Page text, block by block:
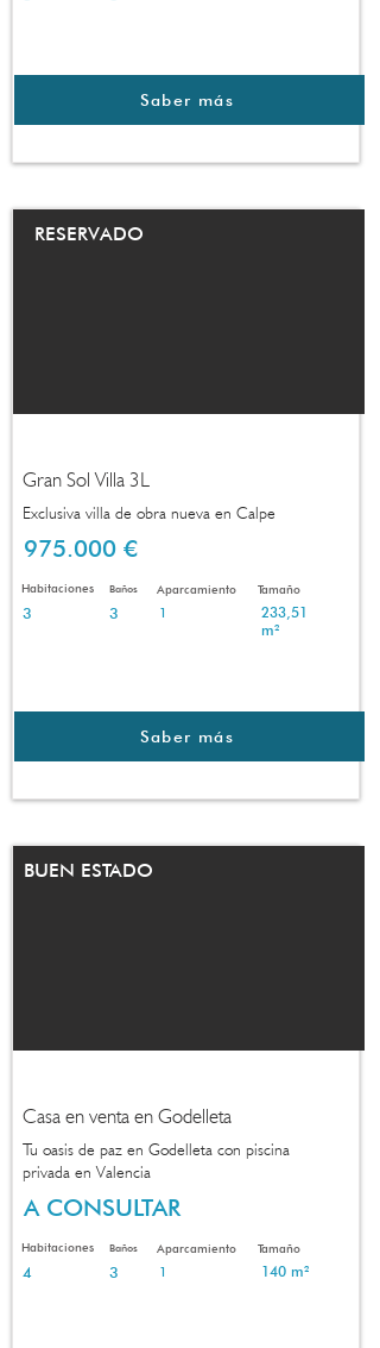
Saber más
RESERVADO
Gran Sol Villa 3L
Exclusiva villa de obra nueva en Calpe
975.000 €
Habitaciones Baños Aparcamiento Tamaño
3 3 1
233,51
m²
Saber más
BUEN ESTADO
Casa en venta en Godelleta
Tu oasis de paz en Godelleta con piscina
privada en Valencia
A CONSULTAR
Habitaciones Baños Aparcamiento Tamaño
4 3 1 140 m²